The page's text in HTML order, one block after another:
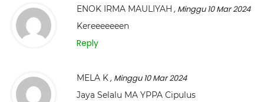
ENOK IRMA MAULIYAH , Minggu 10 Mar 2024
Kereeeeeeen
Reply
MELA K, Minggu 10 Mar 2024
Jaya Selalu MA YPPA Cipulus